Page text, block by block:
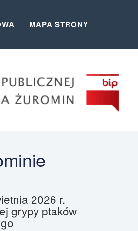
MAPA STRONY
2026 r.
grypy ptaków